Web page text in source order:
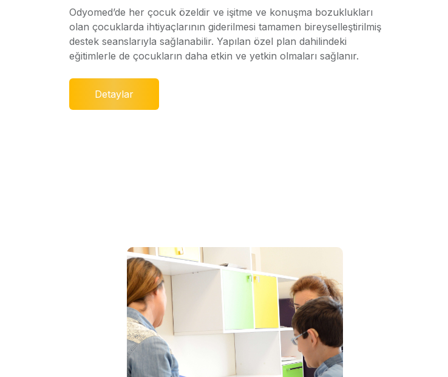
Odyomed’de her çocuk özeldir ve işitme ve konuşma bozuklukları
olan çocuklarda ihtiyaçlarının giderilmesi tamamen bireyselleştirilmiş
destek seanslarıyla sağlanabilir. Yapılan özel plan dahilindeki
eğitimlerle de çocukların daha etkin ve yetkin olmaları sağlanır.
Detaylar